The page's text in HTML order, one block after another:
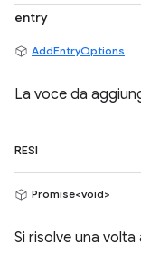
entry
AddEntryOptions
La voce da
RESI
Promise<void>
Si risolve una